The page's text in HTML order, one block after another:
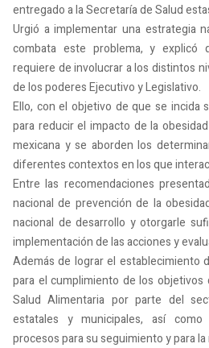
entregado a la Secretaría de Salud
Urgió a implementar una estrategia
combata este problema, y explicó
requiere de involucrar a los distintos
de los poderes Ejecutivo y Legislativo.
Ello, con el objetivo de que se incida
para reducir el impacto de la
mexicana y se aborden los
diferentes contextos en los que
Entre las recomendaciones
nacional de prevención de la
nacional de desarrollo y otorgarle
implementación de las acciones y
Además de lograr el establecimiento
para el cumplimiento de los objetivos
Salud Alimentaria por parte del
estatales y municipales, así
procesos para su seguimiento y para